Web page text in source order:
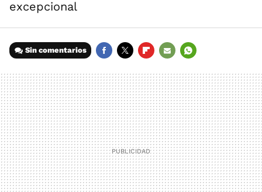
excepcional
Sin comentarios
MAIL